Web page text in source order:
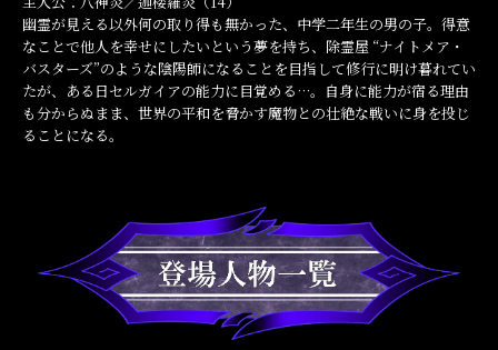
幽霊が見える以外何の取り得も無かった、中学二年生の男の子。得意
なことで他人を幸せにしたいという夢を持ち、除霊屋 “ナイトメア・
バスターズ”のような陰陽師になることを目指して修行に明け暮れてい
たが、ある日セルガイアの能力に目覚める…。自身に能力が宿る理由
も分からぬまま、世界の平和を脅かす魔物との壮絶な戦いに身を投じ
ることになる。